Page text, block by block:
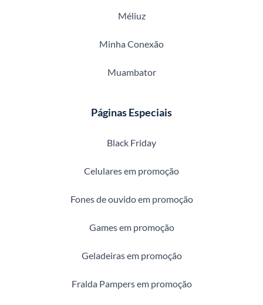
Méliuz
Minha Conexão
Muambator
Páginas Especiais
Black Friday
Celulares em promoção
Fones de ouvido em promoção
Games em promoção
Geladeiras em promoção
Fralda Pampers em promoção